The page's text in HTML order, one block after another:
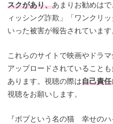
スクがあり、あまりお勧めは
ィッシング詐欺」「ワンクリ
いった被害が報告されています
これらのサイトで映画やドラ
アップロードされていることも
あります。視聴の際は自己責任
視聴をお願いします。
『ボブという名の猫 幸せの